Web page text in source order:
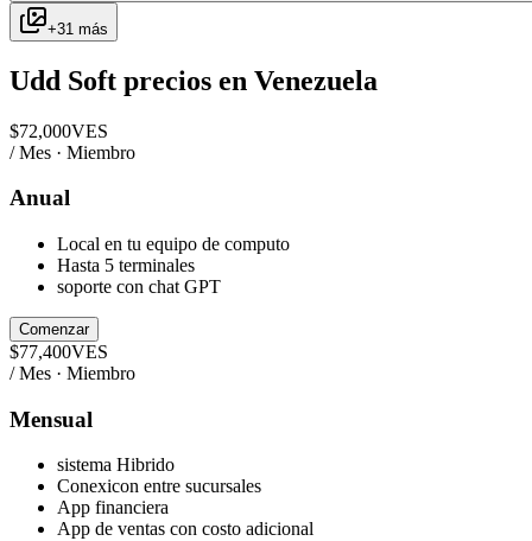
+31 más
Udd Soft precios en Venezuela
$72,000VES
/ Mes · Miembro
Anual
Local en tu equipo de computo
Hasta 5 terminales
soporte con chat GPT
Comenzar
$77,400VES
/ Mes · Miembro
Mensual
sistema Hibrido
Conexicon entre sucursales
App financiera
App de ventas con costo adicional